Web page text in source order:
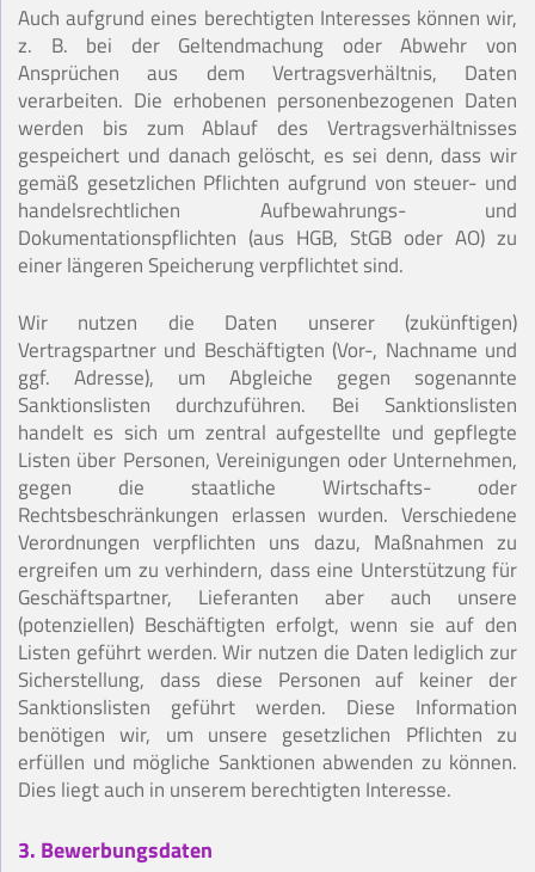
Auch aufgrund eines berechtigten Interesses können wir,
z. B. bei der Geltendmachung oder Abwehr von
Ansprüchen aus dem Vertragsverhältnis, Daten
verarbeiten. Die erhobenen personenbezogenen Daten
werden bis zum Ablauf des Vertragsverhältnisses
gespeichert und danach gelöscht, es sei denn, dass wir
gemäß gesetzlichen Pflichten aufgrund von steuer- und
handelsrechtlichen Aufbewahrungs- und
Dokumentationspflichten (aus HGB, StGB oder AO) zu
einer längeren Speicherung verpflichtet sind.
Wir nutzen die Daten unserer (zukünftigen)
Vertragspartner und Beschäftigten (Vor-, Nachname und
ggf. Adresse), um Abgleiche gegen sogenannte
Sanktionslisten durchzuführen. Bei Sanktionslisten
handelt es sich um zentral aufgestellte und gepflegte
Listen über Personen, Vereinigungen oder Unternehmen,
gegen die staatliche Wirtschafts- oder
Rechtsbeschränkungen erlassen wurden. Verschiedene
Verordnungen verpflichten uns dazu, Maßnahmen zu
ergreifen um zu verhindern, dass eine Unterstützung für
Geschäftspartner, Lieferanten aber auch unsere
(potenziellen) Beschäftigten erfolgt, wenn sie auf den
Listen geführt werden. Wir nutzen die Daten lediglich zur
Sicherstellung, dass diese Personen auf keiner der
Sanktionslisten geführt werden. Diese Information
benötigen wir, um unsere gesetzlichen Pflichten zu
erfüllen und mögliche Sanktionen abwenden zu können.
Dies liegt auch in unserem berechtigten Interesse.
3. Bewerbungsdaten